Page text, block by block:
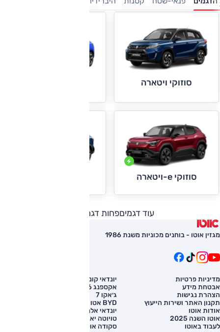
סוזוקי ויטארה
סוזוקי e-ויטארה
עוד דגמיםפחות דגמים
מגזין אוטו - בוחנים מכוניות משנת 1986
מדיניות פרטיות
אבטחת מידע
הצהרת נגישות
תקנון האתר ושירות הייעוץ
אודות אוטו
אוטו השנה 2025
לעבוד באוטו
יונדאי קונה
אקספנג G6
ג׳אקו 7
BYD אטו 3
יונדאי אלנטרה
טויוטה יאריס קרוס
סקודה אוקטביה